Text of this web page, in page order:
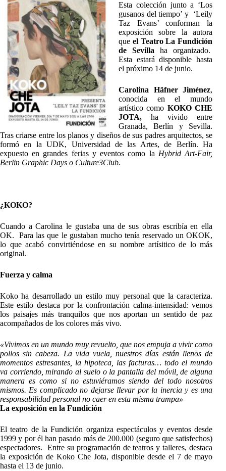
Esta colección junto a ‘Los
gusanos del tiempo’ y ‘Leily
Taz Evans’ conforman la
exposición sobre la autora
que el Teatro La Fundición
de Sevilla ha organizado.
Esta estará disponible hasta
el próximo 14 de junio.
Carolina Häfner Jiménez,
conocida en el mundo
artístico como KOKO CHE
JOTA, ha vivido entre
Granada, Berlín y Sevilla.
Tras criarse entre los planos y diseños de sus padres arquitectos, se
formó en la UDK, Universidad de las Artes, de Berlín. Ha
expuesto en grandes ferias y eventos como la Hybrid Art-Fair,
Berlin Graphic Days o Culture3Club.
¿KOKO?
Cuando a Carolina le gustaba una de sus obras escribía en ella
OK. Para las que le gustaban mucho tenía reservado un OKOK,
lo que acabó convirtiéndose en su nombre artísitico de lo más
original.
Fuerza y calma
Koko ha desarrollado un estilo muy personal que la caracteriza.
Este estilo destaca por la confrontación calma-intensidad: vemos
los paisajes más tranquilos que nos aportan un sentido de paz
acompañados de los colores más vivo.
«Vivimos en un mundo muy revuelto, que nos empuja a vivir como
pollos sin cabeza. La vida vuela, nuestros días están llenos de
momentos estresantes, la hipoteca, las facturas… todo el mundo
va corriendo, mirando al suelo o la pantalla del móvil, de alguna
manera es como si no estuviéramos siendo del todo nosotros
mismos. Es complicado no dejarse llevar por la inercia y es una
responsabilidad personal no caer en esta misma trampa»
La exposición en la Fundición
El teatro de la Fundición organiza espectáculos y eventos desde
1999 y por él han pasado más de 200.000 (seguro que satisfechos)
espectadores. Entre su programación de teatros y talleres, destaca
la exposición de Koko Che Jota, disponible desde el 7 de mayo
hasta el 13 de junio.